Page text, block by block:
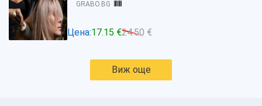
GRABO.BG
Цена:17.15 €24.50 €
Виж още